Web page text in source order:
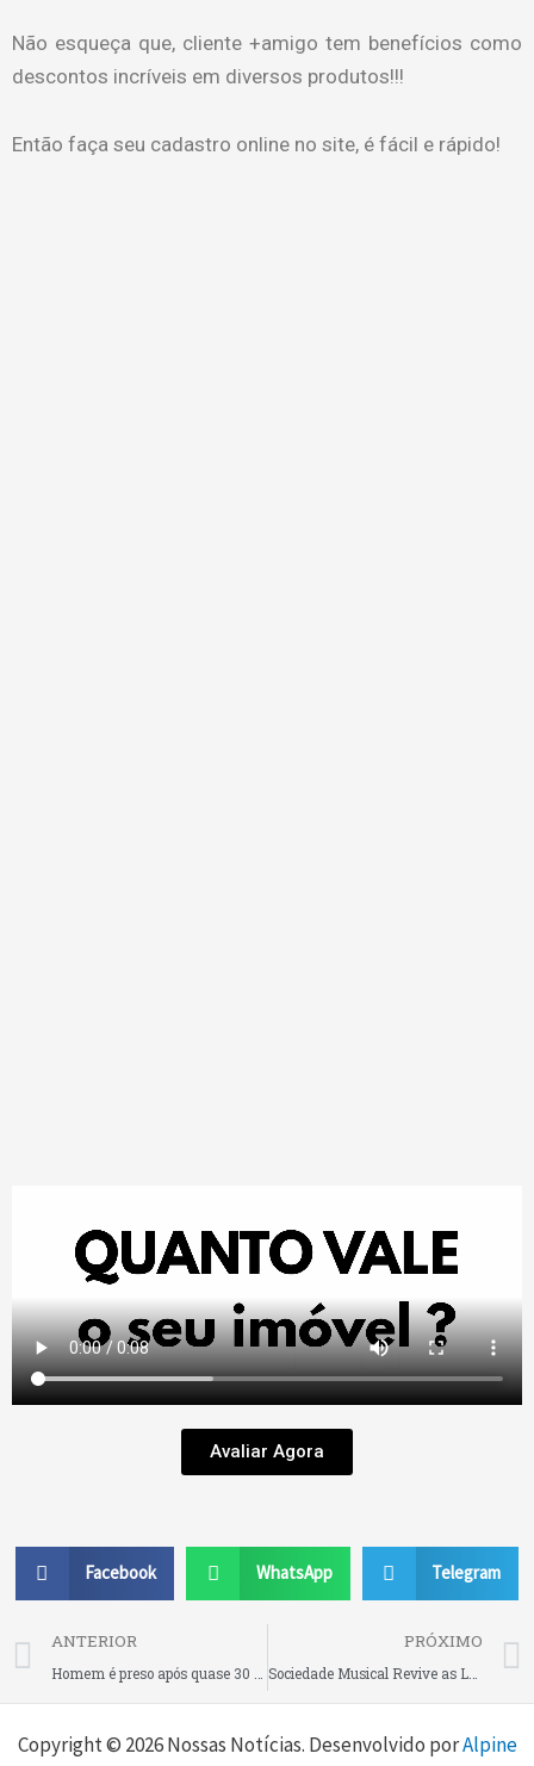
Não esqueça que, cliente +amigo tem benefícios como
descontos incríveis em diversos produtos!!!
Então faça seu cadastro online no site, é fácil e rápido!
Avaliar Agora
Facebook WhatsApp Telegram
Prev
ANTERIOR PRÓXIMO
Sociedade Musical Revive as Lendárias Boates neste sábado!
Copyright © 2026 Nossas Notícias. Desenvolvido porAlpine